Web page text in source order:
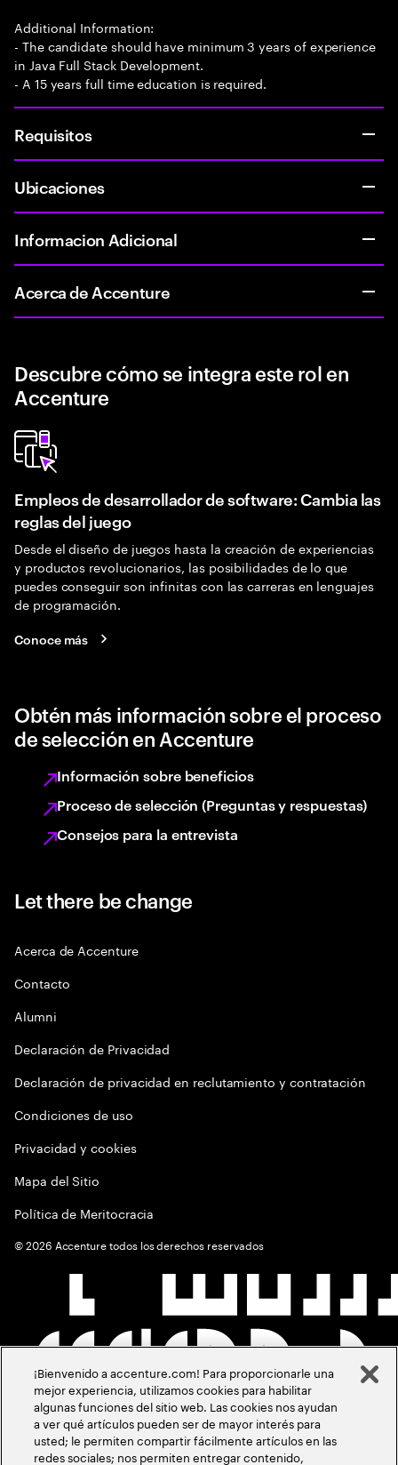
Additional Information:
- The candidate should have minimum 3 years of experience
in Java Full Stack Development.
- A 15 years full time education is required.
Requisitos
Ubicaciones
Informacion Adicional
Acerca de Accenture
Descubre cómo se integra este rol en
Accenture
Empleos de desarrollador de software: Cambia las
reglas del juego
Desde el diseño de juegos hasta la creación de experiencias
y productos revolucionarios, las posibilidades de lo que
puedes conseguir son infinitas con las carreras en lenguajes
de programación.
Conoce más
Obtén más información sobre el proceso
de selección en Accenture
Información sobre beneficios
Proceso de selección (Preguntas y respuestas)
Consejos para la entrevista
Let there be change
Acerca de Accenture
Contacto
Alumni
Declaración de Privacidad
Declaración de privacidad en reclutamiento y contratación
Condiciones de uso
Privacidad y cookies
Mapa del Sitio
Política de Meritocracia
©2026 Accenture todos los derechos reservados
¡Bienvenido a accenture.com! Para proporcionarle una
mejor experiencia, utilizamos cookies para habilitar
algunas funciones del sitio web. Las cookies nos ayudan
a ver qué artículos pueden ser de mayor interés para
usted; le permiten compartir fácilmente artículos en las
redes sociales; nos permiten entregar contenido,